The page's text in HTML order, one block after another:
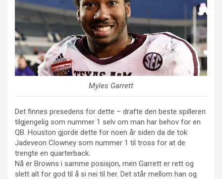
Myles Garrett
Det finnes presedens for dette – drafte den beste spilleren
tilgjengelig som nummer 1 selv om man har behov for en
QB. Houston gjorde dette for noen år siden da de tok
Jadeveon Clowney som nummer 1 til tross for at de
trengte en quarterback.
Nå er Browns i samme posisjon, men Garrett er rett og
slett alt for god til å si nei til her. Det står mellom han og